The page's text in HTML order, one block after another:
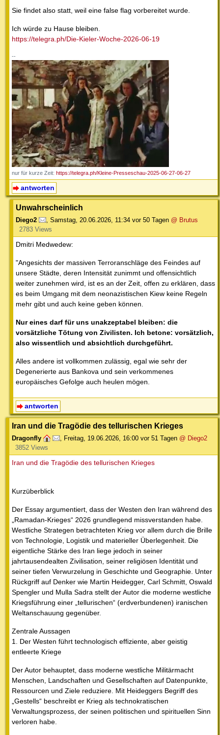
Sie findet also statt, weil eine false flag vorbereitet wurde.
Ich würde zu Hause bleiben.
https://telegra.ph/Die-Kieler-Woche-2026-06-19
--
nur für kurze Zeit: https://telegra.ph/Kleine-Presseschau-2025-06-27-06-27
antworten
Unwahrscheinlich
Diego2 , Samstag, 20.06.2026, 11:34 vor 50 Tagen @ Brutus
2783 Views
Dmitri Medwedew:
"Angesichts der massiven Terroranschläge des Feindes auf
unsere Städte, deren Intensität zunimmt und offensichtlich
weiter zunehmen wird, ist es an der Zeit, offen zu erklären, dass
es beim Umgang mit dem neonazistischen Kiew keine Regeln
mehr gibt und auch keine geben können.
Nur eines darf für uns unakzeptabel bleiben: die
vorsätzliche Tötung von Zivilisten. Ich betone: vorsätzlich,
also wissentlich und absichtlich durchgeführt.
Alles andere ist vollkommen zulässig, egal wie sehr der
Degenerierte aus Bankova und sein verkommenes
europäisches Gefolge auch heulen mögen.
antworten
Iran und die Tragödie des tellurischen Krieges
Dragonfly , Freitag, 19.06.2026, 16:00 vor 51 Tagen @ Diego2
3852 Views
Iran und die Tragödie des tellurischen Krieges
Kurzüberblick
Der Essay argumentiert, dass der Westen den Iran während des
„Ramadan-Krieges“ 2026 grundlegend missverstanden habe.
Westliche Strategen betrachteten Krieg vor allem durch die Brille
von Technologie, Logistik und materieller Überlegenheit. Die
eigentliche Stärke des Iran liege jedoch in seiner
jahrtausendealten Zivilisation, seiner religiösen Identität und
seiner tiefen Verwurzelung in Geschichte und Geographie. Unter
Rückgriff auf Denker wie Martin Heidegger, Carl Schmitt, Oswald
Spengler und Mulla Sadra stellt der Autor die moderne westliche
Kriegsführung einer „tellurischen“ (erdverbundenen) iranischen
Weltanschauung gegenüber.
Zentrale Aussagen
1. Der Westen führt technologisch effiziente, aber geistig
entleerte Kriege
Der Autor behauptet, dass moderne westliche Militärmacht
Menschen, Landschaften und Gesellschaften auf Datenpunkte,
Ressourcen und Ziele reduziere. Mit Heideggers Begriff des
„Gestells“ beschreibt er Krieg als technokratischen
Verwaltungsprozess, der seinen politischen und spirituellen Sinn
verloren habe.